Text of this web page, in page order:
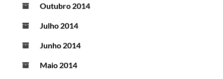
Outubro 2014
Julho 2014
Junho 2014
Maio 2014